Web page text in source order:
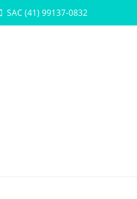
SAC (41) 99137-0832